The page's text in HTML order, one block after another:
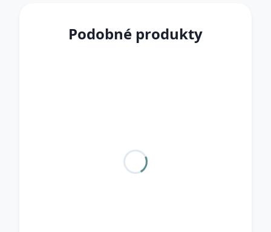
Podobné produkty